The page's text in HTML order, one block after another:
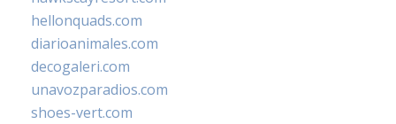
hellonquads.com
diarioanimales.com
decogaleri.com
unavozparadios.com
shoes-vert.com